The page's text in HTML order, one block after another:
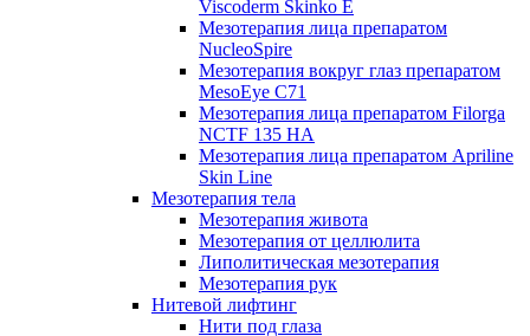
Viscoderm Skinko E
Мезотерапия лица препаратом
NucleoSpire
Мезотерапия вокруг глаз препаратом
MesoEye С71
Мезотерапия лица препаратом Filorga
NCTF 135 HA
Мезотерапия лица препаратом Apriline
Skin Line
Мезотерапия тела
Мезотерапия живота
Мезотерапия от целлюлита
Липолитическая мезотерапия
Мезотерапия рук
Нитевой лифтинг
Нити под глаза